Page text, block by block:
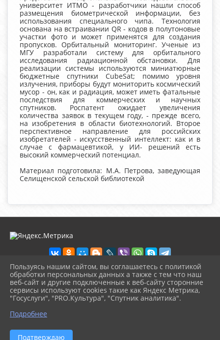
университет ИТМО - разработчики нашли способ
размещения биометрической информации, без
использования специального чипа. Технология
основана на встраивании QR - кодов в полутоновые
участки фото и может применятся для создания
пропусков. Орбитальный мониторинг. Ученые из
МГУ разработали систему для орбитального
исследования радиационной обстановки. Для
реализации системы используются миниатюрные
бюджетные спутники CubeSat; помимо уровня
излучения, приборы будут мониторить космический
мусор - он, как и радиация, может иметь фатальные
последствия для коммерческих и научных
спутников. Роспатент ожидает увеличения
количества заявок в текущем году, - прежде всего,
на изобретения в области биотехнологий. Второе
перспективное направление для российских
изобретателей - искусственный интеллект: как и в
случае с фармацевтикой, у ИИ- решений есть
высокий коммерческий потенциал.
Материал подготовила: М.А. Петрова, заведующая
Селищенской сельской библиотекой
2026 г. chudovolibrary.ru
Вход
Карта сайта
Политика обработки персональных данных
Сделано на KubCMS
Разработка и поддержка
Пользуясь нашим сайтом, вы соглашаетесь с политикой
обработки персональных данных а также с тем что наш
веб-сайт и другие подключенные к веб-сайту сторонние
сервисы используют cookies такие как Яндекс Метрика,
"Госуслуги", "PRO.Культура", "Спутник аналитика".
Подробнее
Подтверждаю